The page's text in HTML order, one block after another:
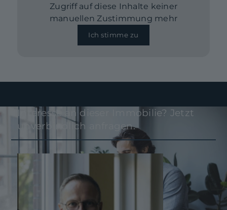
Zugriff auf diese Inhalte keiner
manuellen Zustimmung mehr
Ich stimme zu
Interesse an dieser Immobilie? Jetzt
unverbindlich anfragen.